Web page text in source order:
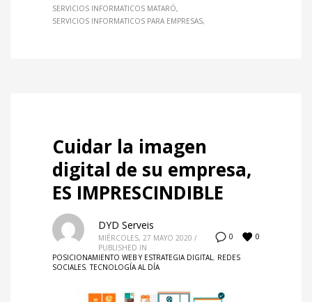
SERVICIOS INFORMATICOS MATARÓ
SERVICIOS INFORMATICOS PARA EMPRESAS
Cuidar la imagen
digital de su empresa,
ES IMPRESCINDIBLE
0 0
DYD Serveis
MIÉRCOLES, 27 MAYO 2020 /
PUBLISHED IN
POSICIONAMIENTO WEB Y ESTRATEGIA DIGITAL, REDES
SOCIALES,TECNOLOGÍA AL DÍA